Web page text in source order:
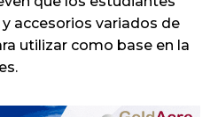
y accesorios variados de
utilizar como base en la